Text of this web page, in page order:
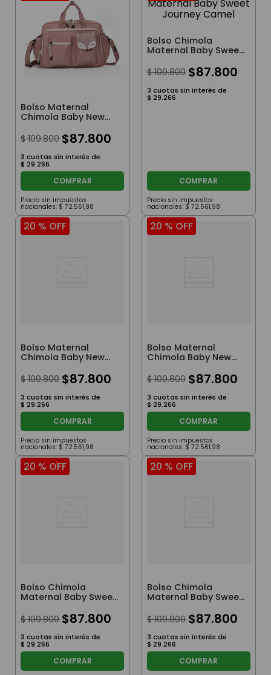
Bolso Maternal
Chimola Baby New
Moments Camel
$ 109.800 $87.800
3 cuotas sin interés de
$ 29.266
COMPRAR
Precio sin impuestos
nacionales: $ 72.561,98
Bolso Chimola
Maternal Baby Sweet
Journey Camel
$ 109.800 $87.800
3 cuotas sin interés de
$ 29.266
COMPRAR
Precio sin impuestos
nacionales: $ 72.561,98
20 % OFF
Bolso Maternal
Chimola Baby New
Moments Blue
$ 109.800 $87.800
3 cuotas sin interés de
$ 29.266
COMPRAR
Precio sin impuestos
nacionales: $ 72.561,98
20 % OFF
Bolso Maternal
Chimola Baby New
Moments Black
$ 109.800 $87.800
3 cuotas sin interés de
$ 29.266
COMPRAR
Precio sin impuestos
nacionales: $ 72.561,98
20 % OFF
Bolso Chimola
Maternal Baby Sweet
$ 109.800 $87.800
3 cuotas sin interés de
$ 29.266
COMPRAR
20 % OFF
Bolso Chimola
Maternal Baby Sweet
$ 109.800 $87.800
3 cuotas sin interés de
$ 29.266
COMPRAR